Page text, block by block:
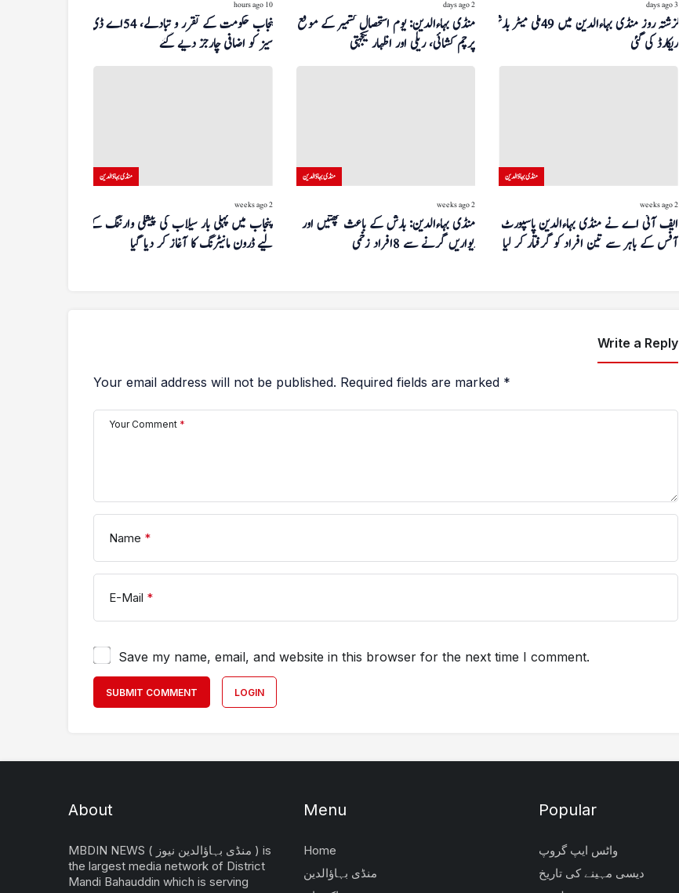
10 hours ago
پنجاب حکومت کے تقرر و تبادلے، 54 اے ڈی
سیز کو اضافی چارجز دیے گئے
2 days ago
منڈی بہاءالدین: یوم استحصال کشمیر کے موقع پر
پرچم کشائی، ریلی اور اظہار یکجہتی
3 days ago
گزشتہ روز منڈی بہاءالدین میں 49 ملی میٹر بارش
ریکارڈ کی گئی
منڈی بہاؤالدین
2 weeks ago
پنجاب میں پہلی بار سیلاب کی پیشگی وارننگ کے
لیے ڈرون مانیٹرنگ کا آغاز کر دیا گیا
منڈی بہاؤالدین
2 weeks ago
منڈی بہاءالدین: بارش کے باعث چھتیں اور
دیواریں گرنے سے 8 افراد زخمی
منڈی بہاؤالدین
2 weeks ago
ایف آئی اے نے منڈی بہاءالدین پاسپورٹ
آفس کے باہر سے تین افراد کو گرفتار کر لیا
Write a Reply
Your email address will not be published. Required fields are marked *
Your Comment *
Name *
E-Mail *
Save my name, email, and website in this browser for the next time I comment.
SUBMIT COMMENT LOGIN
About
MBDIN NEWS ( منڈی بہاؤالدین نیوز ) is
the largest media network of District
Mandi Bahauddin which is serving
Menu
Home
منڈی بہاؤالدین
Popular
واٹس ایپ گروپ
دیسی مہینے کی تاریخ